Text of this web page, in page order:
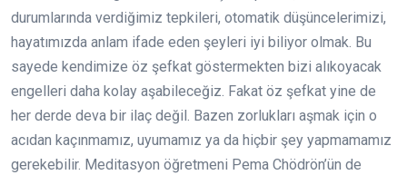
durumlarında verdiğimiz tepkileri, otomatik düşüncelerimizi,
hayatımızda anlam ifade eden şeyleri iyi biliyor olmak. Bu
sayede kendimize öz şefkat göstermekten bizi alıkoyacak
engelleri daha kolay aşabileceğiz. Fakat öz şefkat yine de
her derde deva bir ilaç değil. Bazen zorlukları aşmak için o
acıdan kaçınmamız, uyumamız ya da hiçbir şey yapmamamız
gerekebilir. Meditasyon öğretmeni Pema Chödrön’ün de